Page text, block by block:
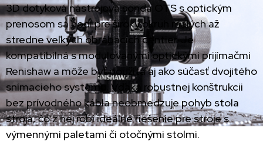
3D dotyková nástrojová sonda OTS s optickým
prenosom sa hodí pre široký okruh malých až
stredne veľkých obrábacích centier. Je
kompatibilná s modulovanými optickými prijímačmi
Renishaw a môže byť použitá aj ako súčasť dvojitého
snímacieho systému. Vďaka robustnej konštrukcii
bez prívodného kábla neobmedzuje pohyb stola
stroja, čo z nej robí ideálne riešenie pre stroje s
výmennými paletami či otočnými stolmi.